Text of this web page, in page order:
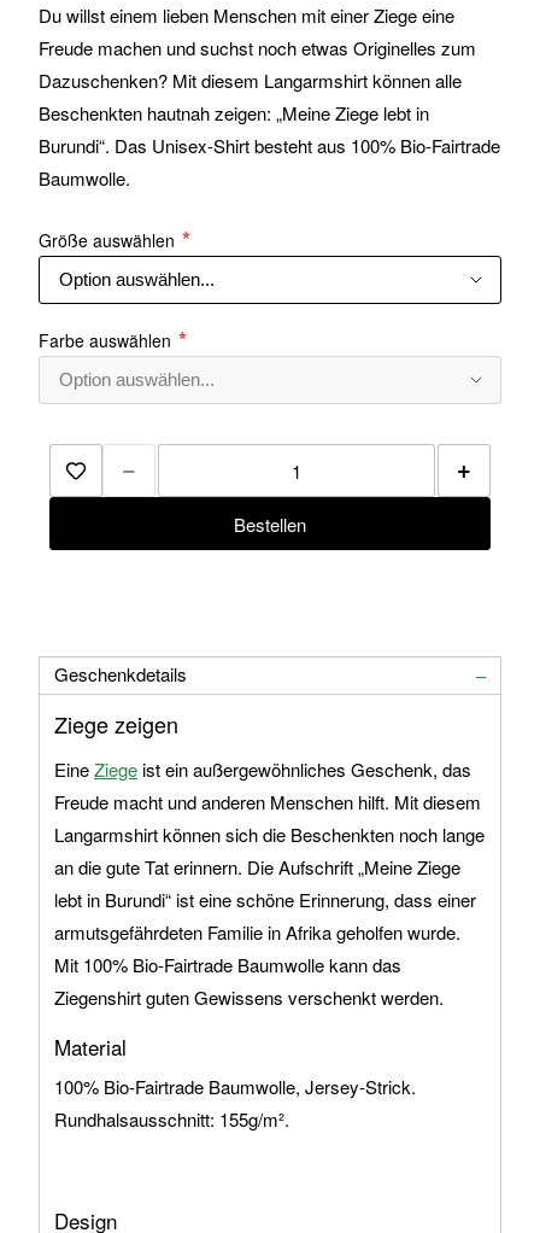
Du willst einem lieben Menschen mit einer Ziege eine
Freude machen und suchst noch etwas Originelles zum
Dazuschenken? Mit diesem Langarmshirt können alle
Beschenkten hautnah zeigen: „Meine Ziege lebt in
Burundi“. Das Unisex-Shirt besteht aus 100% Bio-Fairtrade
Baumwolle.
Größe auswählen
Farbe auswählen
Zur Merkliste hinzufügen
− +
Bestellen
Geschenkdetails
Ziege zeigen
EineZiegeist ein außergewöhnliches Geschenk, das
Freude macht und anderen Menschen hilft. Mit diesem
Langarmshirt können sich die Beschenkten noch lange
an die gute Tat erinnern. Die Aufschrift „Meine Ziege
lebt in Burundi“ ist eine schöne Erinnerung, dass einer
armutsgefährdeten Familie in Afrika geholfen wurde.
Mit 100% Bio-Fairtrade Baumwolle kann das
Ziegenshirt guten Gewissens verschenkt werden.
Material
100% Bio-Fairtrade Baumwolle, Jersey-Strick.
Rundhalsausschnitt: 155g/m².
Design